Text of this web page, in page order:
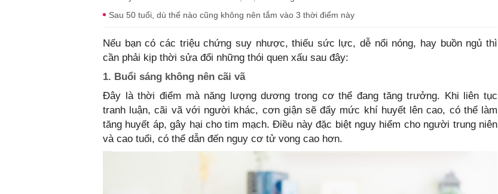
Sau 50 tuổi, dù thế nào cũng không nên tắm vào 3 thời điểm này
Nếu bạn có các triệu chứng suy nhược, thiếu sức lực, dễ nổi nóng, hay buồn ngủ thì
cần phải kịp thời sửa đổi những thói quen xấu sau đây:
1. Buổi sáng không nên cãi vã
Đây là thời điểm mà năng lượng dương trong cơ thể đang tăng trưởng. Khi liên tục
tranh luận, cãi vã với người khác, cơn giận sẽ đẩy mức khí huyết lên cao, có thể làm
tăng huyết áp, gây hại cho tim mạch. Điều này đặc biệt nguy hiểm cho người trung niên
và cao tuổi, có thể dẫn đến nguy cơ tử vong cao hơn.